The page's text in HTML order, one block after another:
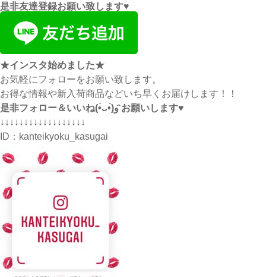
是非友達登録お願い致します♥
★インスタ始めました★
お気軽にフォローをお願い致します。
お得な情報や新入荷商品などいち早くお届けします！！
是非フォロー＆いいね(•̀ᴗ•́)و ̑̑お願いします♥
↓↓↓↓↓↓↓↓↓↓↓↓↓↓↓↓↓↓
ID： kanteikyoku_kasugai